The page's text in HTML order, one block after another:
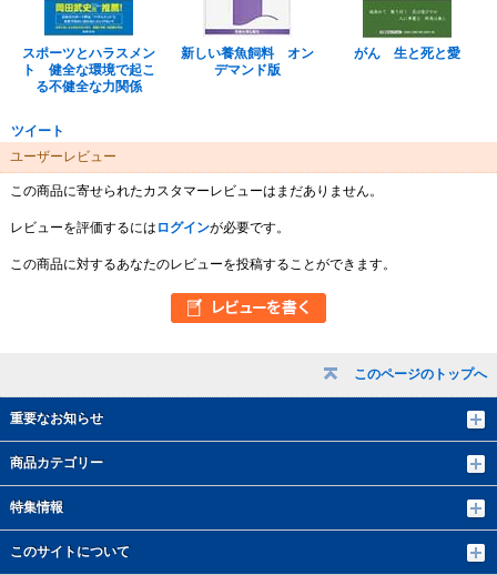
このページのトップへ
重要なお知らせ
商品カテゴリー
特集情報
このサイトについて
スポーツとハラスメン
ト 健全な環境で起こ
る不健全な力関係
新しい養魚飼料 オン
デマンド版
がん 生と死と愛
ツイート
ユーザーレビュー
この商品に寄せられたカスタマーレビューはまだありません。
レビューを評価するには ログインが必要です。
この商品に対するあなたのレビューを投稿することができます。